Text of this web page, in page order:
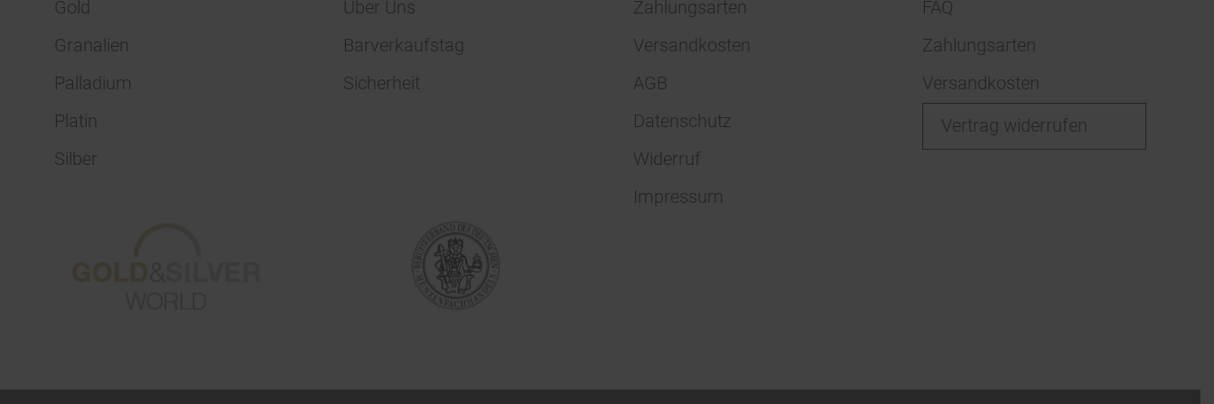
Gold
Granalien
Palladium
Platin
Silber
Über Uns
Barverkaufstag
Sicherheit
Zahlungsarten
Versandkosten
AGB
Datenschutz
Widerruf
Impressum
FAQ
Zahlungsarten
Versandkosten
Vertrag widerrufen